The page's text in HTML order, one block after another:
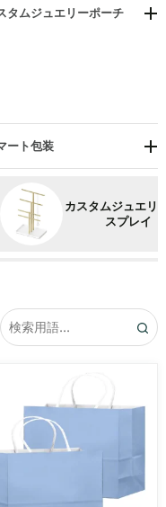
ギングディスプレイ
タムジュエリーポーチ
ート包装
フレンドリー包装
カスタムジュエリ
スプレイ